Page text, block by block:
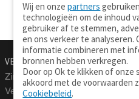
VERTALEN.NU
Zinnen vertalen
Verklarend woordenboek
Wij en onzepartners
technologieën om de inhoud
gebruiker af te stemmen,
en ons verkeer te analyseren.
informatie combineren met
bronnen hebben verkregen.
Door op Ok te klikken of onze
akkoord met de voorwaarden
Cookiebeleid.